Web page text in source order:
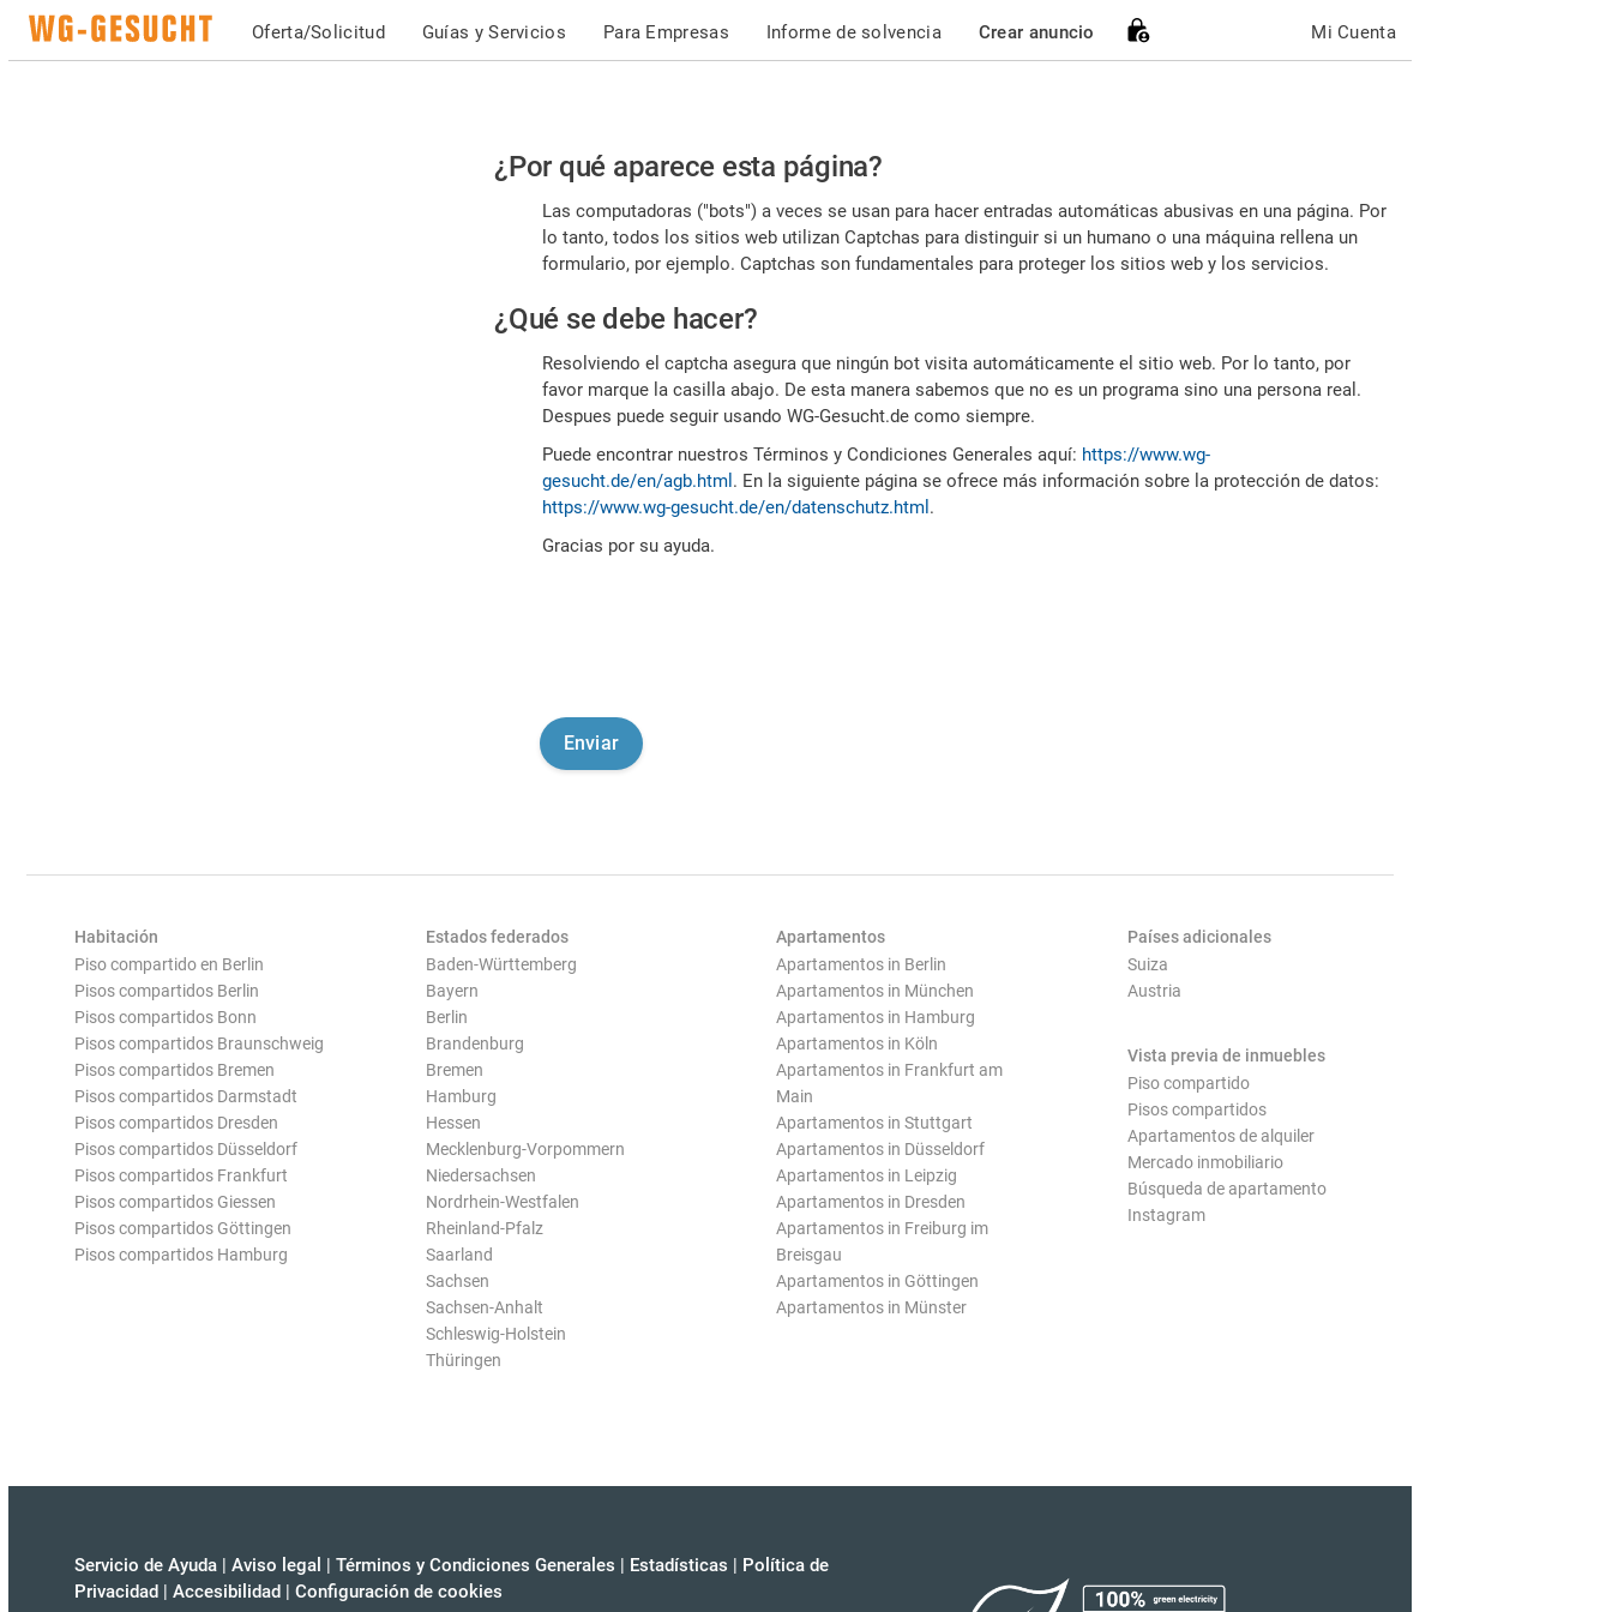
Oferta/Solicitud Guías y Servicios Para Empresas Informe de solvencia Crear anuncio Mi Cuenta
Por
favor,
confirme
es
humano
¿Por qué aparece esta página?
Las computadoras ("bots") a veces se usan para hacer entradas automáticas abusivas en una página. Por
lo tanto, todos los sitios web utilizan Captchas para distinguir si un humano o una máquina rellena un
formulario, por ejemplo. Captchas son fundamentales para proteger los sitios web y los servicios.
¿Qué se debe hacer?
Resolviendo el captcha asegura que ningún bot visita automáticamente el sitio web. Por lo tanto, por
favor marque la casilla abajo. De esta manera sabemos que no es un programa sino una persona real.
Despues puede seguir usando WG-Gesucht.de como siempre.
Puede encontrar nuestros Términos y Condiciones Generales aquí: https://www.wg-
gesucht.de/en/agb.html . En la siguiente página se ofrece más información sobre la protección de datos:
https://www.wg-gesucht.de/en/datenschutz.html .
Gracias por su ayuda.
Habitación
Piso compartido en Berlin
Pisos compartidos Berlin
Pisos compartidos Bonn
Pisos compartidos Braunschweig
Pisos compartidos Bremen
Pisos compartidos Darmstadt
Pisos compartidos Dresden
Pisos compartidos Düsseldorf
Pisos compartidos Frankfurt
Pisos compartidos Giessen
Pisos compartidos Göttingen
Pisos compartidos Hamburg
Estados federados
Baden-Württemberg
Bayern
Berlin
Brandenburg
Bremen
Hamburg
Hessen
Mecklenburg-Vorpommern
Niedersachsen
Nordrhein-Westfalen
Rheinland-Pfalz
Saarland
Sachsen
Sachsen-Anhalt
Schleswig-Holstein
Thüringen
Apartamentos
Apartamentos in Berlin
Apartamentos in München
Apartamentos in Hamburg
Apartamentos in Köln
Apartamentos in Frankfurt am
Main
Apartamentos in Stuttgart
Apartamentos in Düsseldorf
Apartamentos in Leipzig
Apartamentos in Dresden
Apartamentos in Freiburg im
Breisgau
Apartamentos in Göttingen
Apartamentos in Münster
Países adicionales
Suiza
Austria
Vista previa de inmuebles
Piso compartido
Pisos compartidos
Apartamentos de alquiler
Mercado inmobiliario
Búsqueda de apartamento
Instagram
Servicio de Ayuda | Aviso legal | Términos y Condiciones Generales | Estadísticas | Política de
Privacidad | Accesibilidad | Configuración de cookies